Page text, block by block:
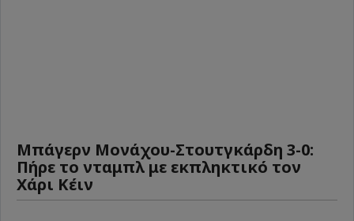
Μπάγερν Μονάχου-Στουτγκάρδη 3-0:
Πήρε το νταμπλ με εκπληκτικό τον
Χάρι Κέιν